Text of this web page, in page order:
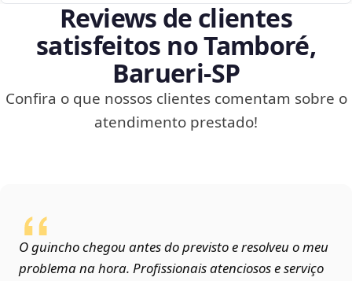
Reviews de clientes
satisfeitos no Tamboré,
Barueri‑SP
Confira o que nossos clientes comentam sobre o
atendimento prestado!
O guincho chegou antes do previsto e resolveu o meu
problema na hora. Profissionais atenciosos e serviço